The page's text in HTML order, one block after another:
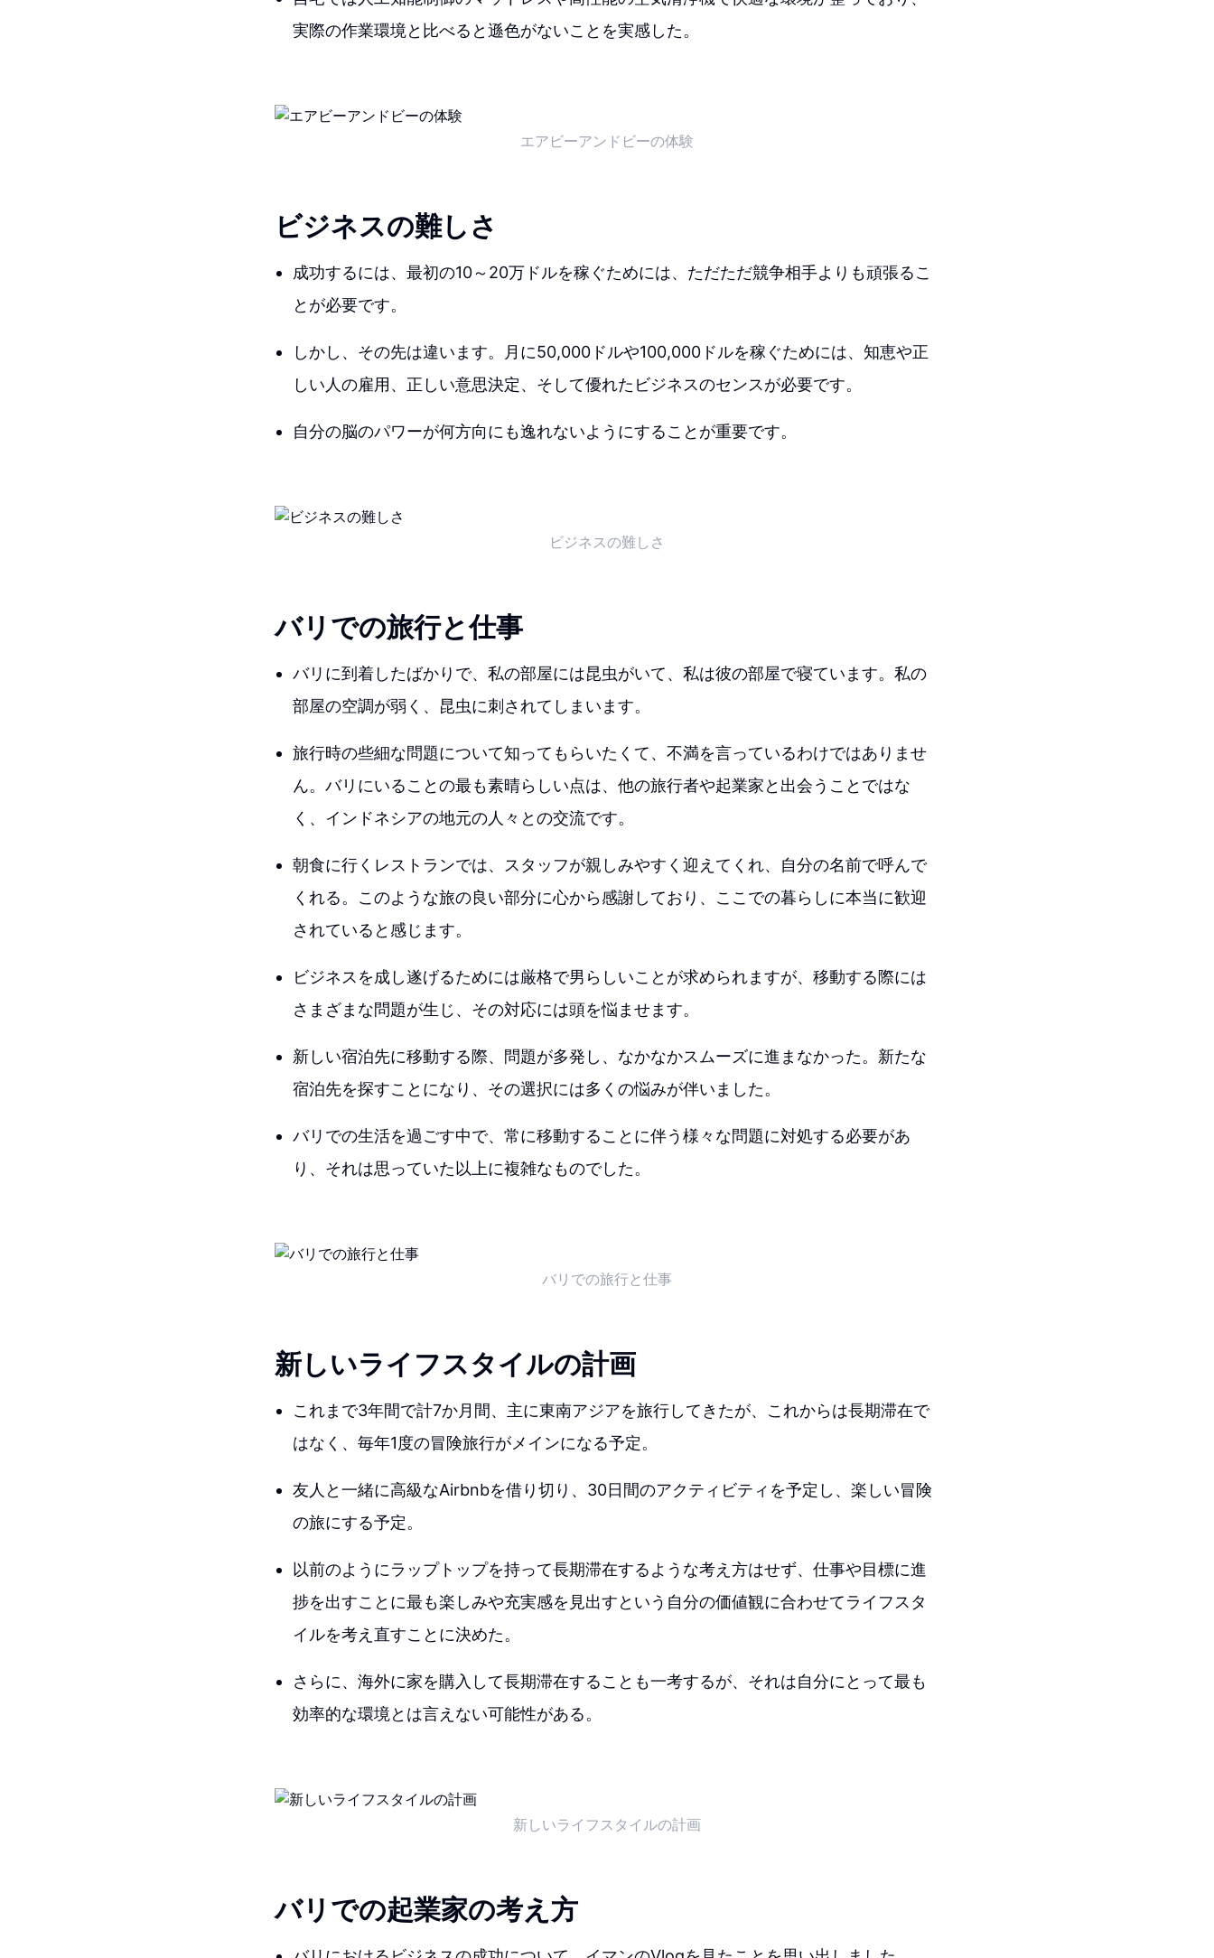
実際の作業環境と比べると遜色がないことを実感した。
エアビーアンドビーの体験
ビジネスの難しさ
成功するには、最初の10～20万ドルを稼ぐためには、ただただ競争相手よりも頑張るこ
とが必要です。
しかし、その先は違います。月に50,000ドルや100,000ドルを稼ぐためには、知恵や正
しい人の雇用、正しい意思決定、そして優れたビジネスのセンスが必要です。
自分の脳のパワーが何方向にも逸れないようにすることが重要です。
ビジネスの難しさ
バリでの旅行と仕事
バリに到着したばかりで、私の部屋には昆虫がいて、私は彼の部屋で寝ています。私の
部屋の空調が弱く、昆虫に刺されてしまいます。
旅行時の些細な問題について知ってもらいたくて、不満を言っているわけではありませ
ん。バリにいることの最も素晴らしい点は、他の旅行者や起業家と出会うことではな
く、インドネシアの地元の人々との交流です。
朝食に行くレストランでは、スタッフが親しみやすく迎えてくれ、自分の名前で呼んで
くれる。このような旅の良い部分に心から感謝しており、ここでの暮らしに本当に歓迎
されていると感じます。
ビジネスを成し遂げるためには厳格で男らしいことが求められますが、移動する際には
さまざまな問題が生じ、その対応には頭を悩ませます。
新しい宿泊先に移動する際、問題が多発し、なかなかスムーズに進まなかった。新たな
宿泊先を探すことになり、その選択には多くの悩みが伴いました。
バリでの生活を過ごす中で、常に移動することに伴う様々な問題に対処する必要があ
り、それは思っていた以上に複雑なものでした。
バリでの旅行と仕事
新しいライフスタイルの計画
これまで3年間で計7か月間、主に東南アジアを旅行してきたが、これからは長期滞在で
はなく、毎年1度の冒険旅行がメインになる予定。
友人と一緒に高級なAirbnbを借り切り、30日間のアクティビティを予定し、楽しい冒険
の旅にする予定。
以前のようにラップトップを持って長期滞在するような考え方はせず、仕事や目標に進
捗を出すことに最も楽しみや充実感を見出すという自分の価値観に合わせてライフスタ
イルを考え直すことに決めた。
さらに、海外に家を購入して長期滞在することも一考するが、それは自分にとって最も
効率的な環境とは言えない可能性がある。
新しいライフスタイルの計画
バリでの起業家の考え方